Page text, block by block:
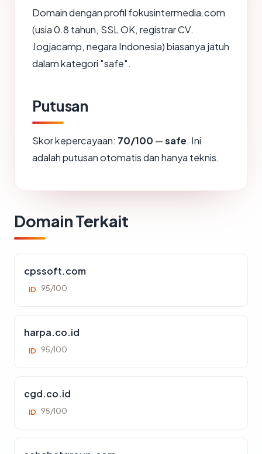
Domain dengan profil fokusintermedia.com
(usia 0.8 tahun, SSL OK, registrar CV.
Jogjacamp, negara Indonesia) biasanya jatuh
dalam kategori "safe".
Putusan
Skor kepercayaan: 70/100 —safe. Ini
adalah putusan otomatis dan hanya teknis.
Domain Terkait
cpssoft.com
ID 95/100
harpa.co.id
ID 95/100
cgd.co.id
ID 95/100